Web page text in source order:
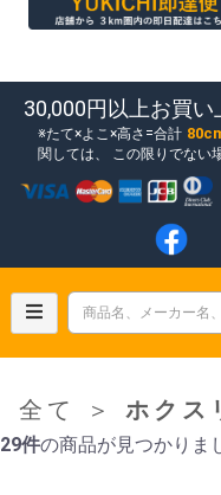
30,000円以上お買い
たて×よこ×高さ=合計
関しては、
この限りでない
全て ＞ ホクス
29件の商品が見つかりま